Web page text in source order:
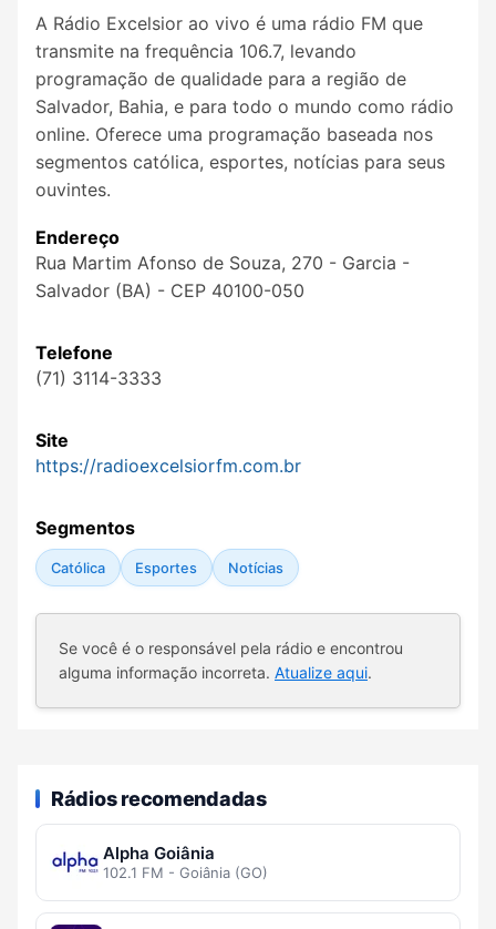
A Rádio Excelsior ao vivo é uma rádio FM que
transmite na frequência 106.7, levando
programação de qualidade para a região de
Salvador, Bahia, e para todo o mundo como rádio
online. Oferece uma programação baseada nos
segmentos católica, esportes, notícias para seus
ouvintes.
Endereço
Rua Martim Afonso de Souza, 270 - Garcia -
Salvador (BA) - CEP 40100-050
Telefone
(71) 3114-3333
Site
https://radioexcelsiorfm.com.br
Segmentos
Católica Esportes Notícias
Se você é o responsável pela rádio e encontrou
alguma informação incorreta. Atualize aqui.
Rádios recomendadas
Alpha Goiânia
102.1 FM - Goiânia (GO)